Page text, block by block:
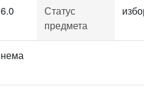
6.0
Статус
предмета
нема